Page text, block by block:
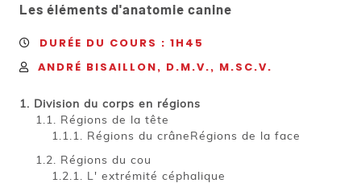
Les éléments d'anatomie canine
DURÉE DU COURS : 1H45
ANDRÉ BISAILLON, D.M.V., M.SC.V.
Division du corps en régions
Régions de la tête
Régions du crâneRégions de la face
Régions du cou
L' extrémité céphalique